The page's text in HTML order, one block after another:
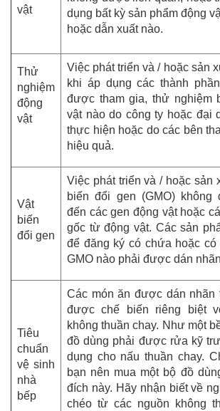
vật
dụng bất kỳ sản phẩm động
hoặc dẫn xuất nào.
Thử
nghiệm
động
vật
Việc phát triển và / hoặc sản
khi áp dụng các thành
được tham gia, thử nghiệm
vật nào do công ty hoặc đại
thực hiện hoặc do các bên
hiệu quả.
Vật
biến
đổi gen
Việc phát triển và / hoặc sản
biến đổi gen (GMO) không
đến các gen động vật hoặc
gốc từ động vật. Các sản
để đăng ký có chứa hoặc
GMO nào phải được dán
Tiêu
chuẩn
vệ sinh
nhà
bếp
Các món ăn được dán nhãn
được chế biến riêng biệt
không thuần chay. Như một
đồ dùng phải được rửa kỹ
dụng cho nấu thuần chay.
bạn nên mua một bộ đồ
đích này. Hãy nhận biết về
chéo từ các nguồn không